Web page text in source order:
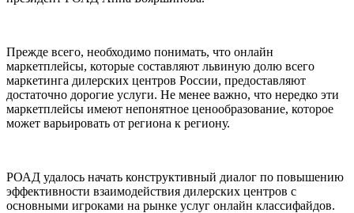
Прежде всего, необходимо понимать, что онлайн
маркетплейсы, которые составляют львиную долю всего
маркетинга дилерских центров России, предоставляют
достаточно дорогие услуги. Не менее важно, что нередко эти
маркетплейсы имеют непонятное ценообразование, которое
может варьировать от региона к региону.
РОАД удалось начать конструктивный диалог по повышению
эффективности взаимодействия дилерских центров с
основными игроками на рынке услуг онлайн классифайдов.